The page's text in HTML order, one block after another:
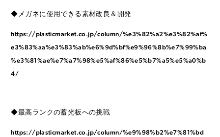
◆メガネに使用できる素材改良＆開発
https://plasticmarket.co.jp/column/%e3%82%a2%e3%82%af%
e3%83%aa%e3%83%ab%e6%9d%bf%e9%96%8b%e7%99%ba
%e3%81%ae%e7%a7%98%e5%af%86%e5%b7%a5%e5%a0%b
4/
◆最高ランクの蓄光板への挑戦
https://plasticmarket.co.jp/column/%e9%98%b2%e7%81%bd